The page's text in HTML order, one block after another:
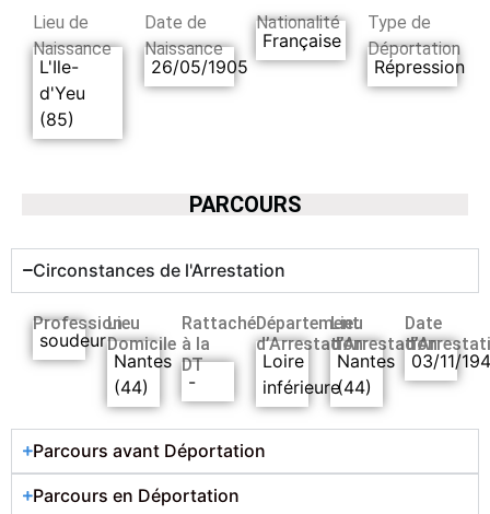
Lieu de
Naissance
L'Ile-
d'Yeu
(85)
Date de
Naissance
26/05/1905
Nationalité
Française
Type de
Déportation
Répression
PARCOURS
Circonstances de l'Arrestation
Profession
soudeur
Lieu
Domicile
Nantes
(44)
Rattaché
à la
DT
-
Département
d’Arrestation
Loire
inférieure
Lieu
d’Arrestation
Nantes
(44)
Date
03/11/
Parcours avant Déportation
Parcours en Déportation